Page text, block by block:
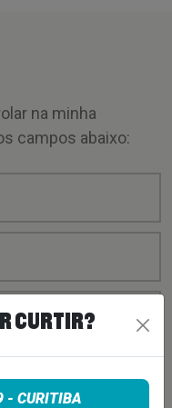
na minha
campos abaixo:
CURTIR?
- CURITIBA